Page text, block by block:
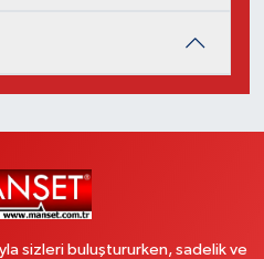
sizleri buluştururken, sadelik ve